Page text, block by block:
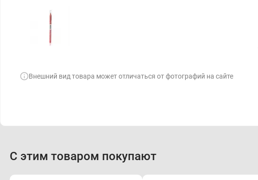
Внешний вид товара может отличаться от фотографий на сайте
С этим товаром покупают